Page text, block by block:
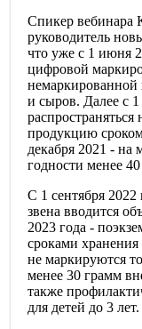
Спикер вебинара
руководитель
что уже с 1 июня
цифровой
немаркированной
и сыров. Далее с 1
продукцию
декабря 2021 -
годности менее
С 1 сентября 2022
звена вводится
2023 года -
сроками
не маркируются
менее 30 грамм
также
для детей до 3 лет.